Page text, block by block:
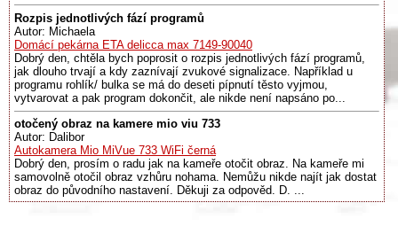
Rozpis jednotlivých fází programů
Autor: Michaela
Domácí pekárna ETA delicca max 7149-90040
Dobrý den, chtěla bych poprosit o rozpis jednotlivých fází programů,
jak dlouho trvají a kdy zaznívají zvukové signalizace. Například u
programu rohlík/ bulka se má do deseti pípnutí těsto vyjmou,
vytvarovat a pak program dokončit, ale nikde není napsáno po...
otočený obraz na kamere mio viu 733
Autor: Dalibor
Autokamera Mio MiVue 733 WiFi černá
Dobrý den, prosím o radu jak na kameře otočit obraz. Na kameře mi
samovolně otočil obraz vzhůru nohama. Nemůžu nikde najít jak dostat
obraz do původního nastavení. Děkuji za odpověd. D. ...